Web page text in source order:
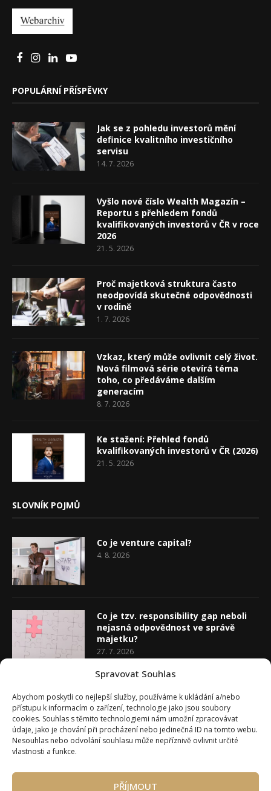
Spravovat Souhlas
Abychom poskytli co nejlepší služby, používáme k ukládání a/nebo
přístupu k informacím o zařízení, technologie jako jsou soubory
cookies. Souhlas s těmito technologiemi nám umožní zpracovávat
údaje, jako je chování při procházení nebo jedinečná ID na tomto webu.
Nesouhlas nebo odvolání souhlasu může nepříznivě ovlivnit určité
vlastnosti a funkce.
PŘÍJMOUT
POPULÁRNÍ PŘÍSPĚVKY
Jak se z pohledu investorů mění
definice kvalitního investičního
servisu
14. 7. 2026
Vyšlo nové číslo Wealth Magazín –
Reportu s přehledem fondů
kvalifikovaných investorů v ČR v roce
2026
21. 5. 2026
Proč majetková struktura často
neodpovídá skutečné odpovědnosti
v rodině
1. 7. 2026
Vzkaz, který může ovlivnit celý život.
Nová filmová série otevírá téma
toho, co předáváme dalším
generacím
8. 7. 2026
Ke stažení: Přehled fondů
kvalifikovaných investorů v ČR (2026)
21. 5. 2026
SLOVNÍK POJMŮ
Co je venture capital?
4. 8. 2026
Co je tzv. responsibility gap neboli
nejasná odpovědnost ve správě
majetku?
27. 7. 2026
20. 7. 2026
O Wealth Magazínu Můj účet